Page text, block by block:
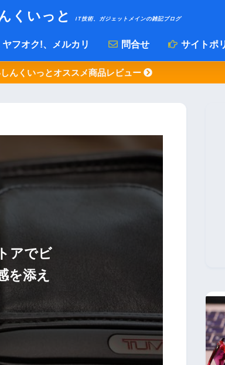
くいっと IT技術、ガジェットメインの雑記ブログ
ヤフオク!、メルカリ 問合せ サイトポ
んくいっとオススメ商品レビュー
アでビ
を添え